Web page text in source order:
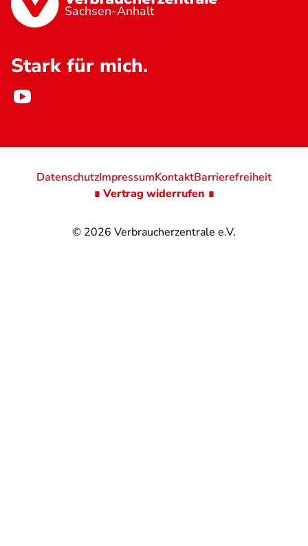
Sachsen-Anhalt
Stark für mich.
© 2026 Verbraucherzentrale e.V.
DatenschutzImpressumKontaktBarrierefreiheit
∎ Vertrag widerrufen ∎